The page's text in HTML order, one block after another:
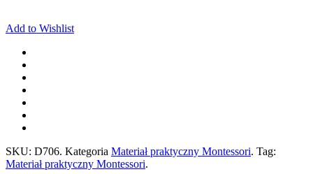
Add to Wishlist
SKU: D706. Kategoria Materiał praktyczny Montessori. Tag:
Materiał praktyczny Montessori.